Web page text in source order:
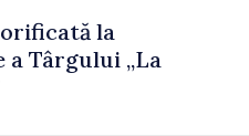
la
a Târgului „La